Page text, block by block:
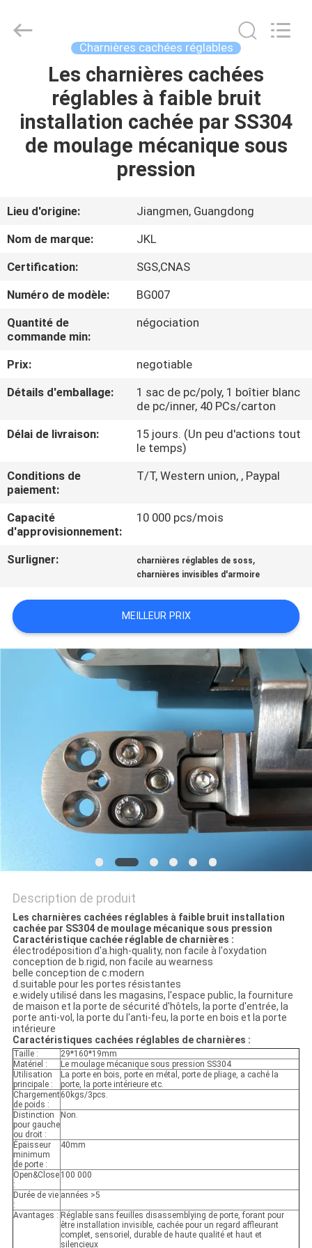
MAISON
PRODUITS
DE
NOUS
VISITE
D'USINE
CONTRÔLE
DE
QUALITÉ
CONTACTEZ-
CAS
PLAN
DU
SITE
Co.,Ltd.
Charnières cachées réglables
Les charnières cachées
réglables à faible bruit
installation cachée par SS304
de moulage mécanique sous
pression
Lieu d'origine:
Jiangmen, Guangdong
Nom de marque:
JKL
Certification:
SGS,CNAS
Numéro de modèle:
BG007
Quantité de
commande min:
négociation
Prix:
negotiable
Détails d'emballage:
1 sac de pc/poly, 1 boîtier blanc
de pc/inner, 40 PCs/carton
Délai de livraison:
15 jours. (Un peu d'actions tout
le temps)
Conditions de
paiement:
T/T, Western union, , Paypal
Capacité
d'approvisionnement:
10 000 pcs/mois
Surligner: charnières réglables de soss,
charnières invisibles d'armoire
MEILLEUR PRIX
Description de produit
Les charnières cachées réglables à faible bruit installation
cachée par SS304 de moulage mécanique sous pression
Caractéristique cachée réglable de charnières :
électrodéposition d'a.high-quality, non facile à l'oxydation
conception de b.rigid, non facile au wearness
belle conception de c.modern
d.suitable pour les portes résistantes
e.widely utilisé dans les magasins, l'espace public, la fourniture
de maison et la porte de sécurité d'hôtels, la porte d'entrée, la
porte anti-vol, la porte du l'anti-feu, la porte en bois et la porte
intérieure
Caractéristiques cachées réglables de charnières :
Taille :
29*160*19mm
Matériel :
Le moulage mécanique sous pression SS304
Utilisation
principale :
La porte en bois, porte en métal, porte de pliage, a caché la
porte, la porte intérieure etc.
Chargement
de poids :
60kgs/3pcs.
Distinction
pour gauche
ou droit :
Non.
Épaisseur
minimum
de porte :
40mm
Open&Close
:
100 000
Durée de vie
:
années >5
Avantages : Réglable sans feuilles disassemblying de porte, forant pour
être installation invisible, cachée pour un regard affleurant
complet, sensoriel, durable de haute qualité et haut et
silencieux